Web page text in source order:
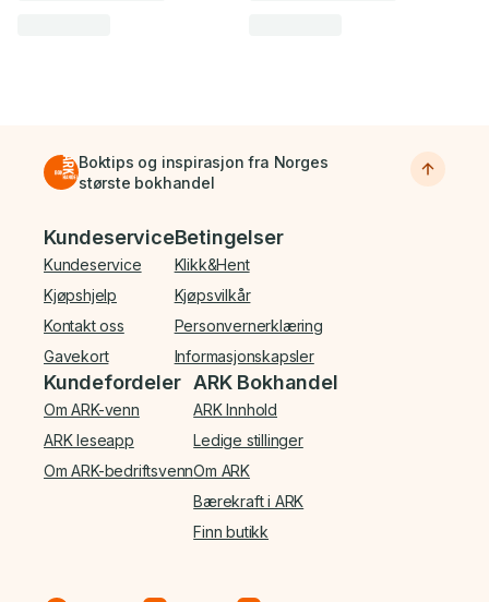
Boktips og inspirasjon fra Norges
største bokhandel
Bunnmeny
Kundeservice
Kundeservice
Kjøpshjelp
Kontakt oss
Gavekort
Betingelser
Klikk&Hent
Kjøpsvilkår
Personvernerklæring
Informasjonskapsler
Kundefordeler
Om ARK-venn
ARK leseapp
Om ARK-bedriftsvenn
ARK Bokhandel
ARK Innhold
Ledige stillinger
Om ARK
Bærekraft i ARK
Finn butikk